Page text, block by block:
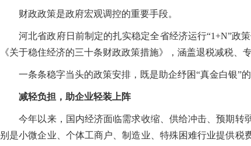
财政政策是政府宏观调控的重要手段。
河北省政府日前制定的扎实稳定全省经济运行“1+N”政策
《关于稳住经济的三十条财政政策措施》，涵盖退税减税、
一条条稳字当头的政策安排，既是助企纾困“真金白银”的
减轻负担，助企业轻装上阵
今年以来，国内经济面临需求收缩、供给冲击、预期转
别是小微企业、个体工商户、制造业、特殊困难行业提供